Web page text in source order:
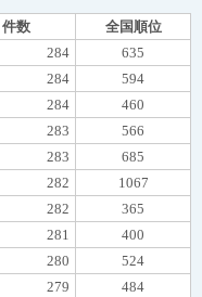
件数
全国順位
284
635
284
594
284
460
283
566
283
685
282
1067
282
365
281
400
280
524
279
484